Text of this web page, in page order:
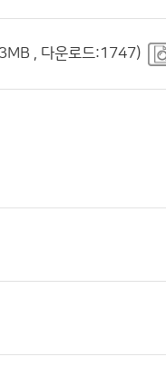
, 다운로드:1747)